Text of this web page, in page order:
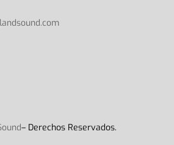
– Derechos Reservados.